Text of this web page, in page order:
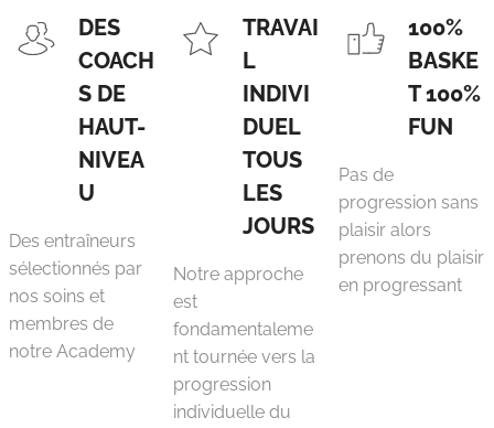
DES
COACH
S DE
HAUT-
NIVEA
U
Des entraîneurs
sélectionnés par
nos soins et
membres de
notre Academy
TRAVAI
L
INDIVI
DUEL
TOUS
LES
JOURS
Notre approche
est
fondamentaleme
nt tournée vers la
progression
individuelle du
100%
BASKE
T 100%
FUN
Pas de
progression sans
plaisir alors
prenons du plaisir
en progressant